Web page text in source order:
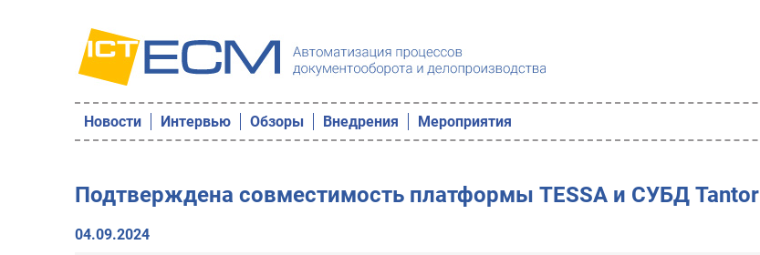
Новости Интервью Обзоры Внедрения Мероприятия
Подтверждена совместимость платформы TESSA и СУБД Tantor
04.09.2024